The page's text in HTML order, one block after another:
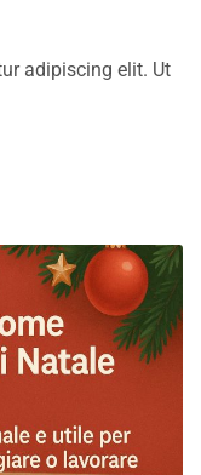
adipiscing elit. Ut